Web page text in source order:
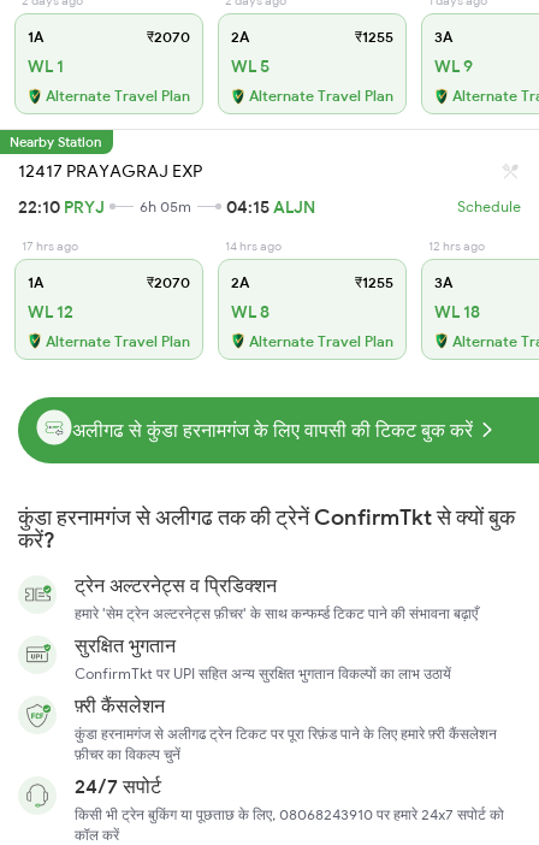
1A ₹2070
WL 1
Alternate Travel Plan
2A ₹1255
WL 5
Alternate Travel Plan
3A
WL 9
Alternate
Nearby Station
12417 PRAYAGRAJ EXP
22:10 PRYJ 6h 05m 04:15ALJN Schedule
17 hrs ago
1A ₹2070
WL 12
Alternate Travel Plan
14 hrs ago
2A ₹1255
WL 8
Alternate Travel Plan
12 hrs ago
3A
WL 18
Alternate
अलीगढ से कुंडा हरनामगंज के लिए वापसी की टिकट बुक करें
कुंडा हरनामगंज से अलीगढ तक की ट्रेनें ConfirmTkt से क्यों बुक
करें?
ट्रेन अल्टरनेट्स व प्रिडिक्शन
हमारे 'सेम ट्रेन अल्टरनेट्स फ़ीचर' के साथ कन्फर्म्ड टिकट पाने की संभावना बढ़ाएँ
सुरक्षित भुगतान
ConfirmTkt पर UPI सहित अन्य सुरक्षित भुगतान विकल्पों का लाभ उठायें
फ़्री कैंसलेशन
कुंडा हरनामगंज से अलीगढ ट्रेन टिकट पर पूरा रिफ़ंड पाने के लिए हमारे फ़्री कैंसलेशन
फ़ीचर का विकल्प चुनें
24/7 सपोर्ट
किसी भी ट्रेन बुकिंग या पूछताछ के लिए, 08068243910 पर हमारे 24x7 सपोर्ट को
कॉल करें